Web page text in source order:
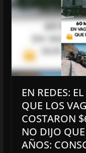
EN REDES:
QUE LOS
COSTARON
NO DIJO
AÑOS: